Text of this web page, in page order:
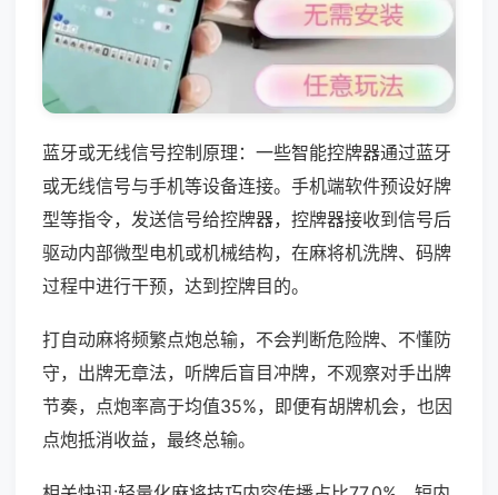
蓝牙或无线信号控制原理：一些智能控牌器通过蓝牙
或无线信号与手机等设备连接。手机端软件预设好牌
型等指令，发送信号给控牌器，控牌器接收到信号后
驱动内部微型电机或机械结构，在麻将机洗牌、码牌
过程中进行干预，达到控牌目的。
打自动麻将频繁点炮总输，不会判断危险牌、不懂防
守，出牌无章法，听牌后盲目冲牌，不观察对手出牌
节奏，点炮率高于均值35%，即便有胡牌机会，也因
点炮抵消收益，最终总输。